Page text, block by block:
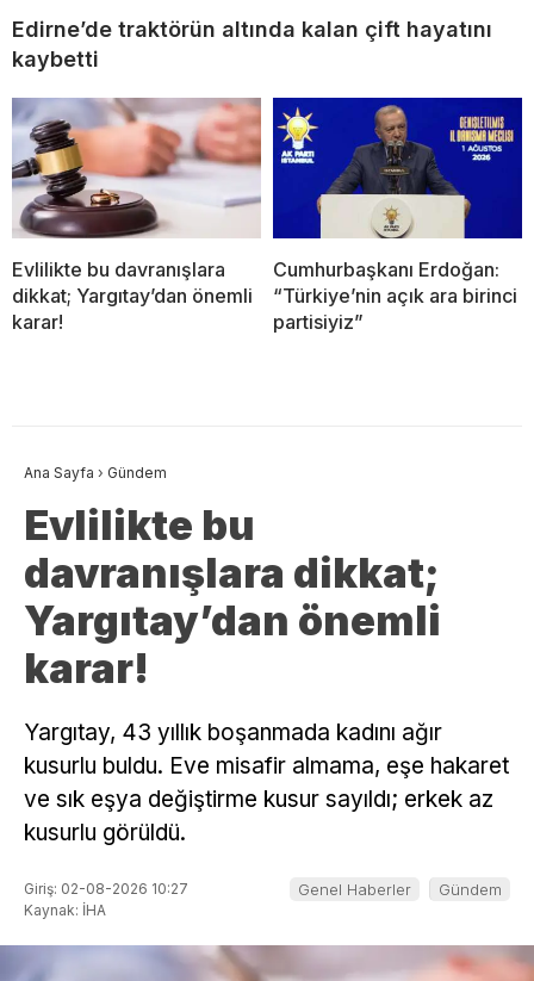
Edirne’de traktörün altında kalan çift hayatını
kaybetti
Evlilikte bu davranışlara
dikkat; Yargıtay’dan önemli
karar!
Cumhurbaşkanı Erdoğan:
“Türkiye’nin açık ara birinci
partisiyiz”
Ana Sayfa › Gündem
Evlilikte bu
davranışlara dikkat;
Yargıtay’dan önemli
karar!
Yargıtay, 43 yıllık boşanmada kadını ağır
kusurlu buldu. Eve misafir almama, eşe hakaret
ve sık eşya değiştirme kusur sayıldı; erkek az
kusurlu görüldü.
Giriş: 02-08-2026 10:27
Kaynak: İHA
Genel Haberler Gündem